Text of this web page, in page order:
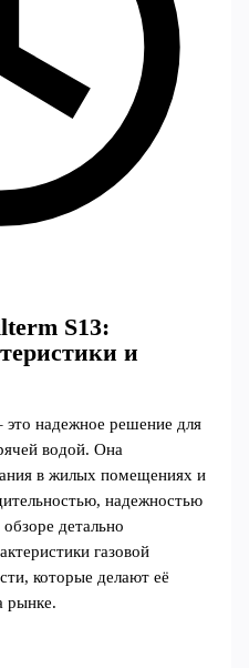
S13:
и
это надежное решение для
водой. Она
в жилых помещениях и
надежностью
детально
газовой
которые делают её
рынке.